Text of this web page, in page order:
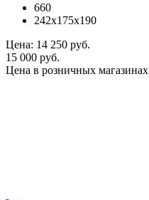
660
242x175x190
Цена: 14 250 руб.
15 000 руб.
Цена в розничных магазинах